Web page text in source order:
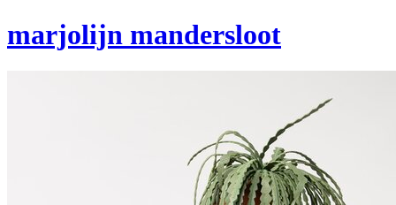
marjolijn mandersloot